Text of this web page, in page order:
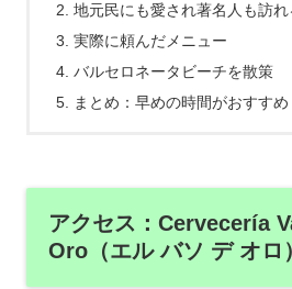
地元民にも愛され著名人も訪
実際に頼んだメニュー
バルセロネータビーチを散策
まとめ：早めの時間がおすすめ
アクセス：Cervecería
Oro（エル バソ デ オロ）